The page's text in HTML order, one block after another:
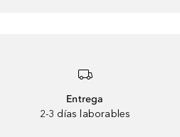
Entrega
2-3 días laborables